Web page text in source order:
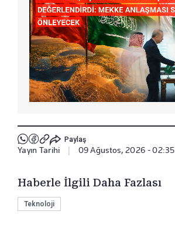
Paylaş
Yayın Tarihi | 09 Ağustos, 2026 - 02:35
Haberle İlgili Daha Fazlası
Teknoloji